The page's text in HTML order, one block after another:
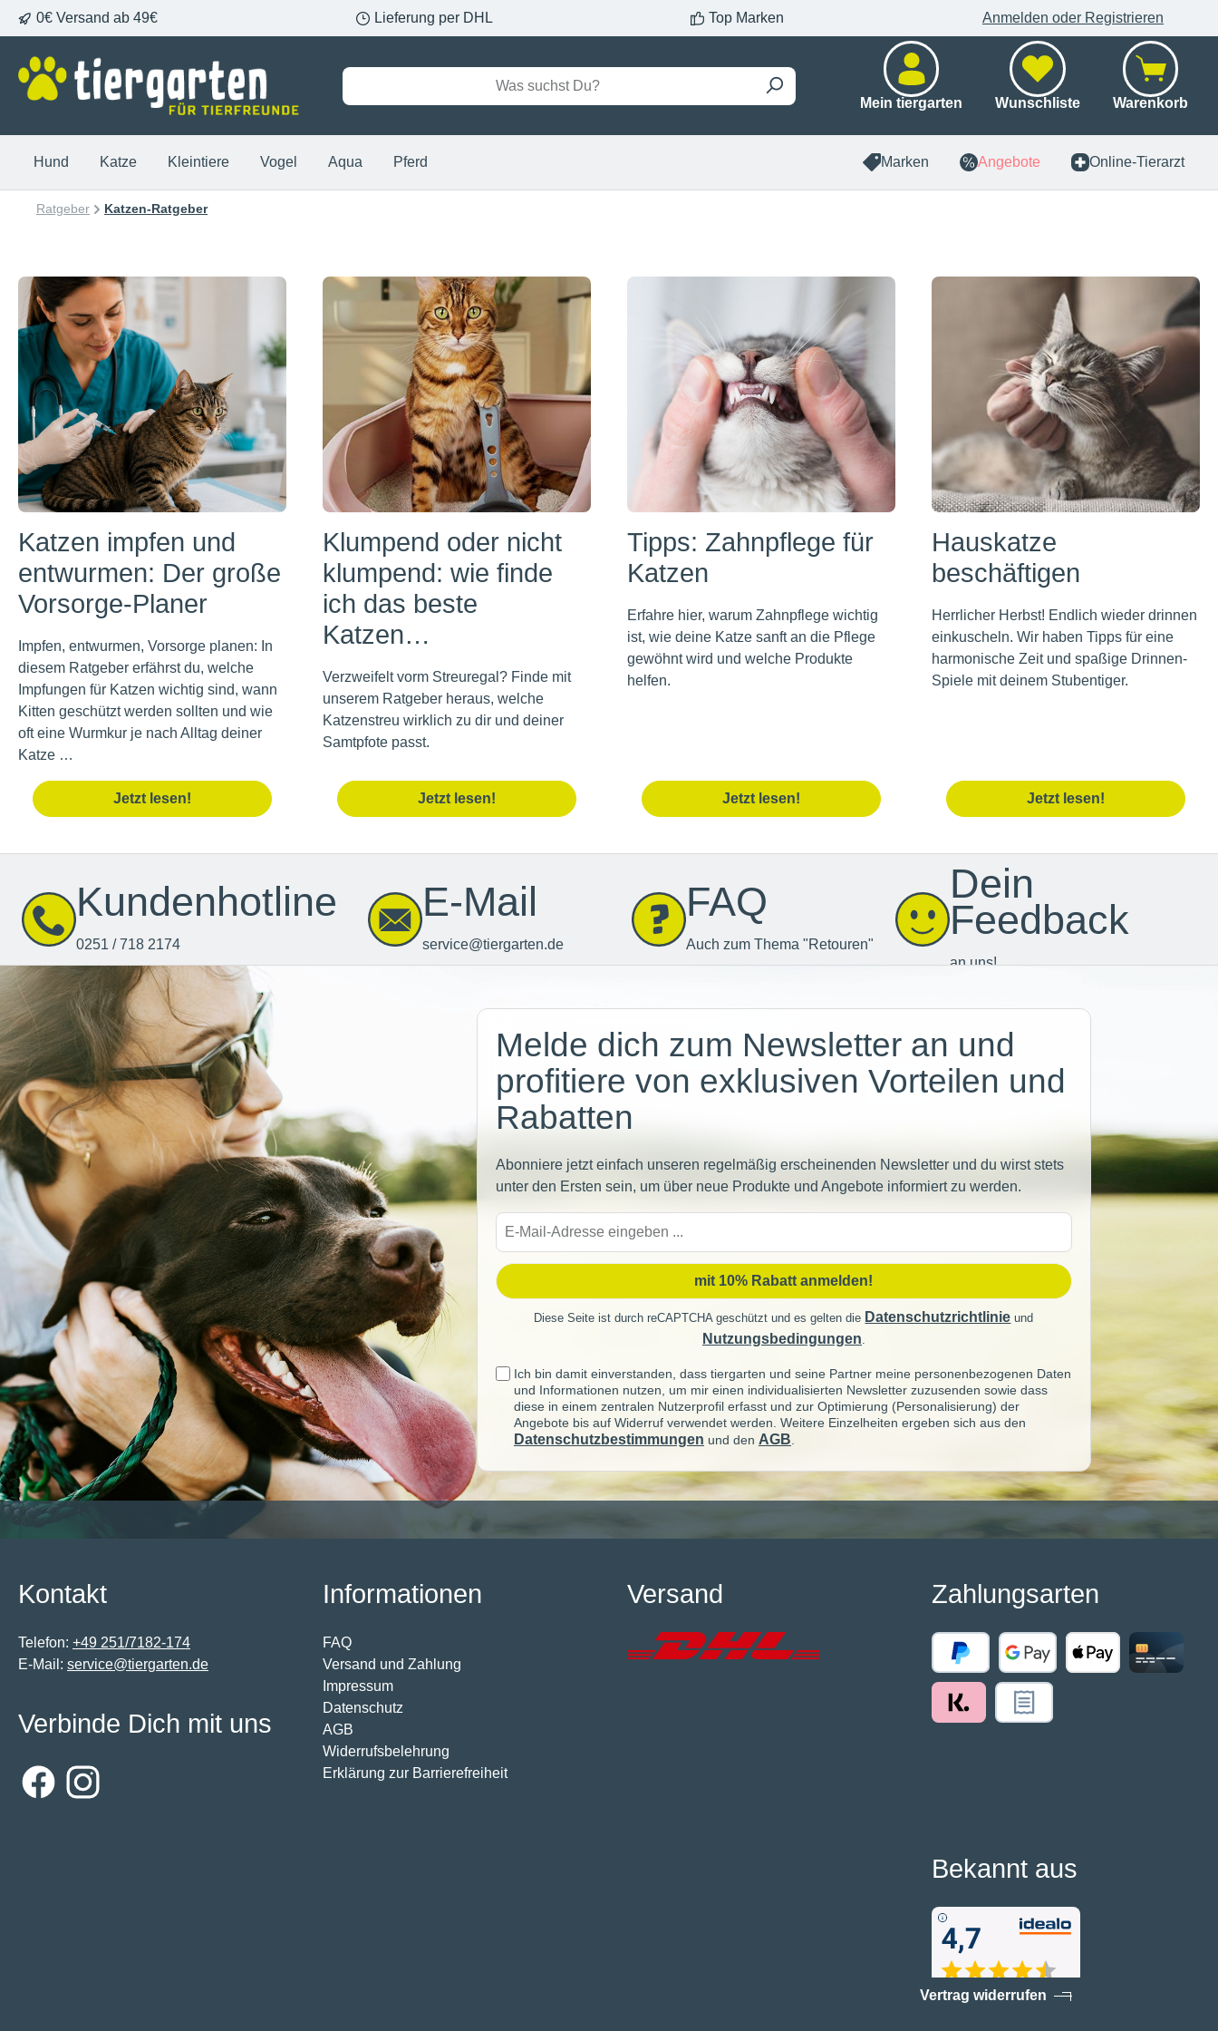
Zur Hauptnavigation springen
0€ Versand ab 49€ Lieferung per DHL Top Marken Anmelden oder Registrieren
Mein tiergarten Wunschliste Warenkorb
Hund Katze Kleintiere Vogel Aqua Pferd Marken Angebote Online-Tierarzt
Ratgeber Katzen-Ratgeber
Katzen impfen und
entwurmen: Der große
Vorsorge-Planer
Impfen, entwurmen, Vorsorge planen: In
diesem Ratgeber erfährst du, welche
Impfungen für Katzen wichtig sind, wann
Kitten geschützt werden sollten und wie
oft eine Wurmkur je nach Alltag deiner
Katze …
Jetzt lesen!
Klumpend oder nicht
klumpend: wie finde
ich das beste
Katzen…
Verzweifelt vorm Streuregal? Finde mit
unserem Ratgeber heraus, welche
Katzenstreu wirklich zu dir und deiner
Samtpfote passt.
Jetzt lesen!
Tipps: Zahnpflege für
Katzen
Erfahre hier, warum Zahnpflege wichtig
ist, wie deine Katze sanft an die Pflege
gewöhnt wird und welche Produkte
helfen.
Jetzt lesen!
Hauskatze
beschäftigen
Herrlicher Herbst! Endlich wieder drinnen
einkuscheln. Wir haben Tipps für eine
harmonische Zeit und spaßige Drinnen-
Spiele mit deinem Stubentiger.
Jetzt lesen!
Kundenhotline
0251 / 718 2174
E-Mail
service@tiergarten.de
FAQ
Auch zum Thema "Retouren"
Dein
Feedback
an uns!
Melde dich zum Newsletter an und
profitiere von exklusiven Vorteilen und
Rabatten
Abonniere jetzt einfach unseren regelmäßig erscheinenden Newsletter und du wirst stets
unter den Ersten sein, um über neue Produkte und Angebote informiert zu werden.
Adresse
mit 10% Rabatt anmelden!
Diese Seite ist durch reCAPTCHA geschützt und es gelten die Datenschutzrichtlinie und
Nutzungsbedingungen.
Ich bin damit einverstanden, dass tiergarten und seine Partner meine personenbezogenen Daten
und Informationen nutzen, um mir einen individualisierten Newsletter zuzusenden sowie dass
diese in einem zentralen Nutzerprofil erfasst und zur Optimierung (Personalisierung) der
Angebote bis auf Widerruf verwendet werden. Weitere Einzelheiten ergeben sich aus den
Datenschutzbestimmungen und den AGB
Kontakt
Telefon: +49 251/7182-174
E-Mail: service@tiergarten.de
Informationen
FAQ
Versand und Zahlung
Impressum
Datenschutz
AGB
Widerrufsbelehrung
Erklärung zur Barrierefreiheit
Versand Zahlungsarten
Verbinde Dich mit uns
FacebookInstagram
Bekannt aus
Vertrag widerrufen